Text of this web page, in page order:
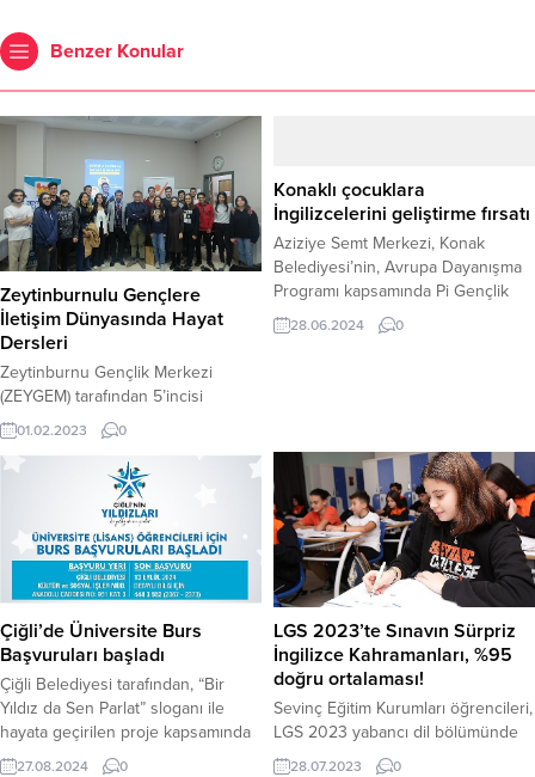
Benzer Konular
Zeytinburnulu Gençlere
İletişim Dünyasında Hayat
Dersleri
Zeytinburnu Gençlik Merkezi
(ZEYGEM) tarafından 5’incisi
gerçekleştirilen “İletişim Çağında
Hayat Dersleri” seminerleri
gençlerin dünyasına rehber olmaya
devam ediyor… Zeytinburnu
Gençlik Merkezi (ZEYGEM)
tarafından 5’incisi gerçekleştirilen
“İletişim Çağında Hayat Dersleri”
seminerleri, iletişim mesleğinin usta
buluşturuyor. Toplam 8 seanstan
oluşacak seminerin ilki Zeytinburnu
Gençlik Merkezi’nde
gerçekleştirildi. Doç. Dr. Mehmet...
01.02.2023 0
Konaklı çocuklara
İngilizcelerini geliştirme fırsatı
Aziziye Semt Merkezi, Konak
Belediyesi’nin, Avrupa Dayanışma
Programı kapsamında Pi Gençlik
Derneği ile birlikte düzenlediği
‘İngilizce Konuşma Kulübü’ne yaz
28.06.2024 0
Çiğli’de Üniversite Burs
Başvuruları başladı
Çiğli Belediyesi tarafından, “Bir
Yıldız da Sen Parlat” sloganı ile
hayata geçirilen proje kapsamında
ihtiyaç sahibi üniversite
27.08.2024 0
LGS 2023’te Sınavın Sürpriz
İngilizce Kahramanları, %95
doğru ortalaması!
Sevinç Eğitim Kurumları öğrencileri,
LGS 2023 yabancı dil bölümünde
%95 doğru yanıt oranıyla çığır açtı.
28.07.2023 0